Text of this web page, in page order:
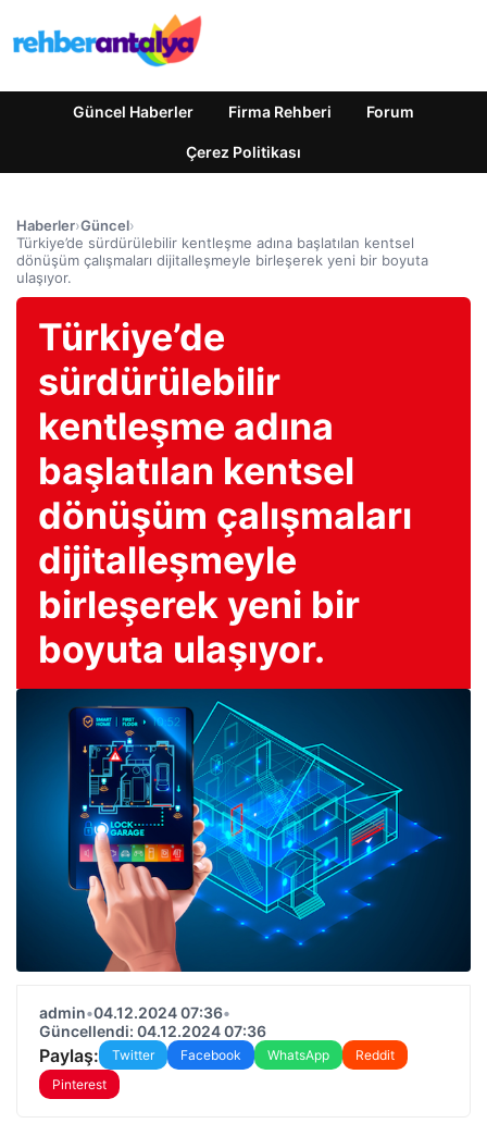
Güncel Haberler Firma Rehberi Forum
Çerez Politikası
Haberler›Güncel›
Türkiye’de sürdürülebilir kentleşme adına başlatılan kentsel
dönüşüm çalışmaları dijitalleşmeyle birleşerek yeni bir boyuta
ulaşıyor.
Türkiye’de
sürdürülebilir
kentleşme adına
başlatılan kentsel
dönüşüm çalışmaları
dijitalleşmeyle
birleşerek yeni bir
boyuta ulaşıyor.
admin•04.12.2024 07:36•
Güncellendi: 04.12.2024 07:36
Paylaş: Twitter Facebook WhatsApp
Reddit
Pinterest